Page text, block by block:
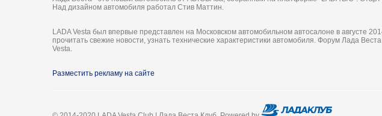
Над дизайном автомобиля работал Стив Маттин.
LADA Vesta был впервые представлен на Московском автомобильном автосалоне в августе
прочитать свежие новости, узнать технические характеристики автомобиля. Форум Лада
Vesta.
Разместить рекламу на сайте